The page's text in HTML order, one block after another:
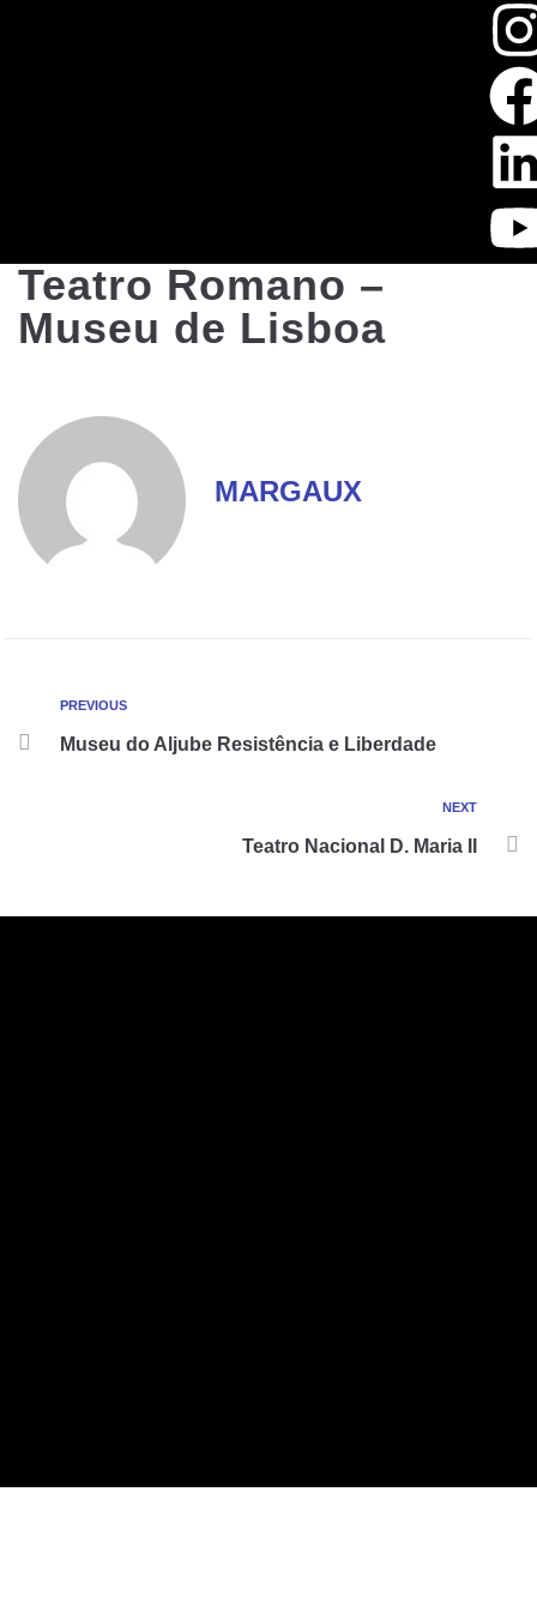
Teatro Romano –
Museu de Lisboa
MARGAUX
PREVIOUS
Museu do Aljube Resistência e Liberdade
NEXT
Teatro Nacional D. Maria II